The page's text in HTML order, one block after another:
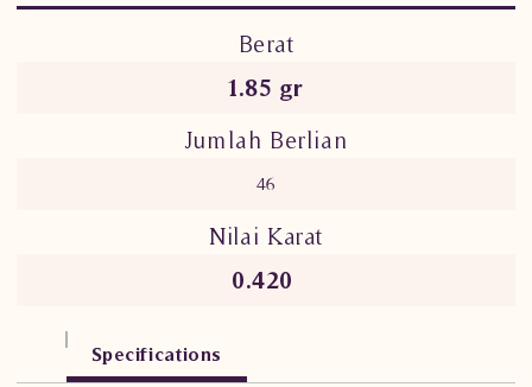
Berat
1.85 gr
Jumlah Berlian
46
Nilai Karat
0.420
Specifications